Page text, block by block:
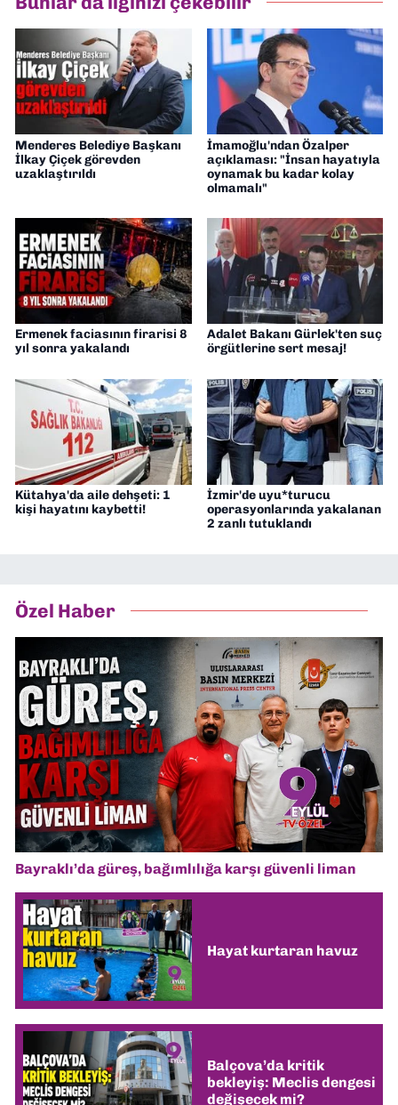
Gazetesi'nde editörlük yapıyorum
Menderes Belediye Başkanı
İlkay Çiçek görevden
uzaklaştırıldı
İmamoğlu'ndan Özalper
açıklaması: "İnsan hayatıyla
oynamak bu kadar kolay
olmamalı"
Ermenek faciasının firarisi 8
yıl sonra yakalandı
Adalet Bakanı Gürlek'ten suç
örgütlerine sert mesaj!
Kütahya'da aile dehşeti: 1
kişi hayatını kaybetti!
İzmir'de uyu*turucu
operasyonlarında yakalanan
2 zanlı tutuklandı
Özel Haber
Bayraklı’da güreş, bağımlılığa karşı güvenli liman
Hayat kurtaran havuz
Balçova’da kritik
bekleyiş: Meclis dengesi
değişecek mi?